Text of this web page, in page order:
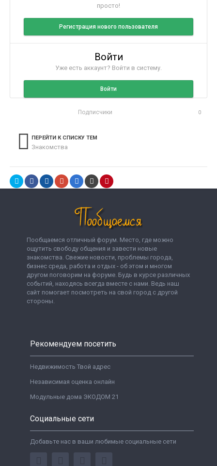
просто!
Регистрация нового пользователя
Войти
Уже есть аккаунт? Войти в систему.
Войти
Подписчики 0
ПЕРЕЙТИ К СПИСКУ ТЕМ
Знакомства
Пообщаемся отличный форум. Место, где можно
ощутить свободу общения и завести новые
знакомства. Свежие новости, проблемы города,
бизнес среда, работа и отдых - об этом и многом
другом поговорим на форуме. Будь в курсе различных
событий, находясь всегда вместе с нами. Ведь наш
сайт помогает посмотреть на свой город с другой
стороны.
Рекомендуем посетить
Недвижимость Твой адрес
Независимая оценка онлайн
Модульные дома ЭКОДОМ 21
Социальные сети
Добавьте нас в ваши любимые социальные сети